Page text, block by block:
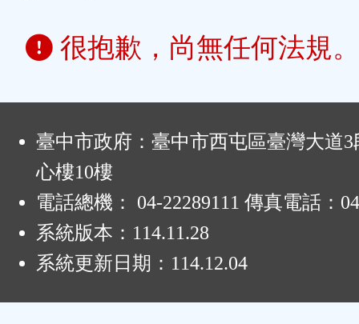
很抱歉，尚無任何法規。
臺中市政府：臺中市西屯區臺灣大道3
心樓10樓
電話總機： 04-22289111 傳真電話：
系統版本： 114.11.28
系統更新日期： 114.12.04